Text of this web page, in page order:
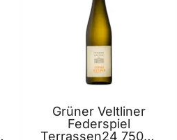
Grüner Veltliner
Federspiel
Terrassen24 750ml